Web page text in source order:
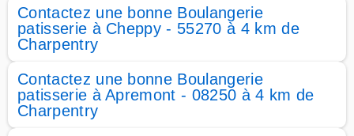
Contactez une bonne Boulangerie
patisserie à Cheppy - 55270 à 4 km de
Charpentry
Contactez une bonne Boulangerie
patisserie à Apremont - 08250 à 4 km de
Charpentry